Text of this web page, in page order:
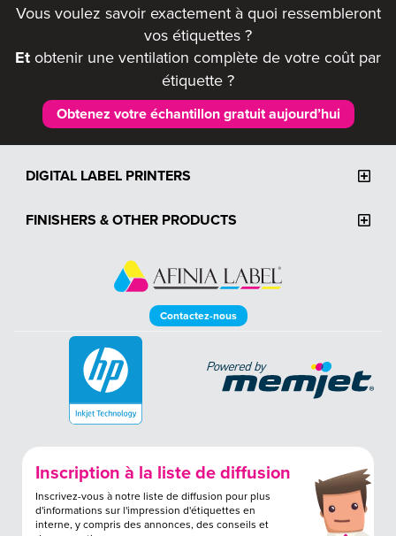
Vous voulez savoir exactement à quoi ressembleront
vos étiquettes ?
Et obtenir une ventilation complète de votre coût par
étiquette ?
Obtenez votre échantillon gratuit aujourd’hui
DIGITAL LABEL PRINTERS
FINISHERS & OTHER PRODUCTS
Contactez-nous
Inscription à la liste de diffusion
Inscrivez-vous à notre liste de diffusion pour plus
d'informations sur l'impression d'étiquettes en
interne, y compris des annonces, des conseils et